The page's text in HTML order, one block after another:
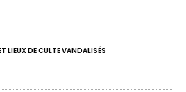
LIEUX DE CULTE VANDALISÉS